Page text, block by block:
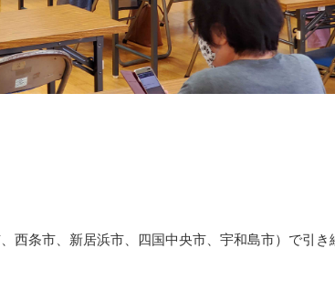
西条市、新居浜市、四国中央市、宇和島市）で引き